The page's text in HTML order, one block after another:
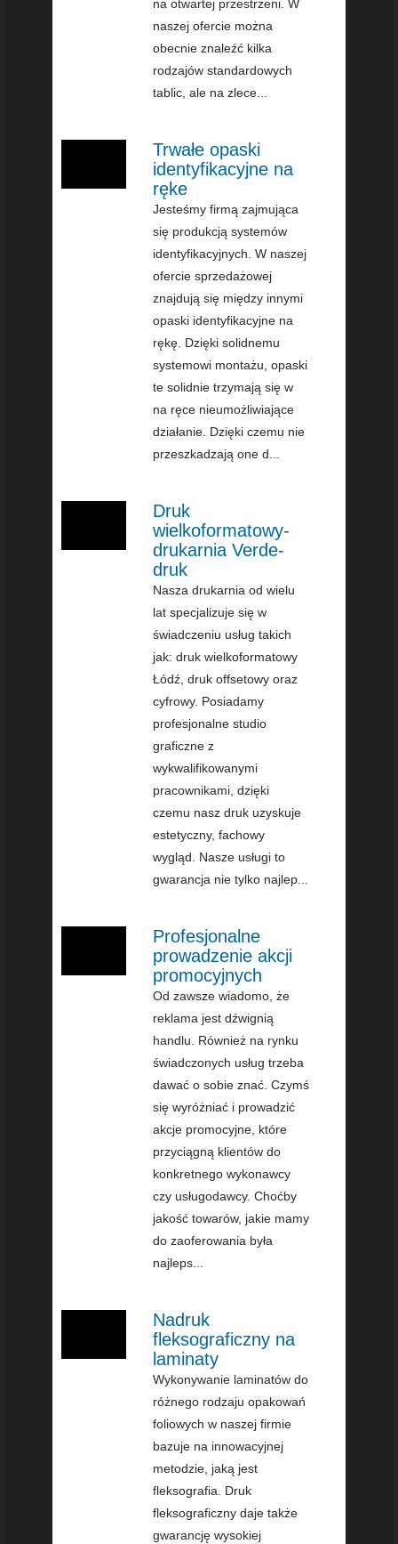
na otwartej przestrzeni. W
naszej ofercie można
obecnie znaleźć kilka
rodzajów standardowych
tablic, ale na zlece...
Trwałe opaski
identyfikacyjne na
ręke
Jesteśmy firmą zajmująca
się produkcją systemów
identyfikacyjnych. W naszej
ofercie sprzedażowej
znajdują się między innymi
opaski identyfikacyjne na
rękę. Dzięki solidnemu
systemowi montażu, opaski
te solidnie trzymają się w
na ręce nieumożliwiające
działanie. Dzięki czemu nie
przeszkadzają one d...
Druk
wielkoformatowy-
drukarnia Verde-
druk
Nasza drukarnia od wielu
lat specjalizuje się w
świadczeniu usług takich
jak: druk wielkoformatowy
Łódź, druk offsetowy oraz
cyfrowy. Posiadamy
profesjonalne studio
graficzne z
wykwalifikowanymi
pracownikami, dzięki
czemu nasz druk uzyskuje
estetyczny, fachowy
wygląd. Nasze usługi to
gwarancja nie tylko najlep...
Profesjonalne
prowadzenie akcji
promocyjnych
Od zawsze wiadomo, że
reklama jest dźwignią
handlu. Również na rynku
świadczonych usług trzeba
dawać o sobie znać. Czymś
się wyróżniać i prowadzić
akcje promocyjne, które
przyciągną klientów do
konkretnego wykonawcy
czy usługodawcy. Choćby
jakość towarów, jakie mamy
do zaoferowania była
najleps...
Nadruk
fleksograficzny na
laminaty
Wykonywanie laminatów do
różnego rodzaju opakowań
foliowych w naszej firmie
bazuje na innowacyjnej
metodzie, jaką jest
fleksografia. Druk
fleksograficzny daje także
gwarancję wysokiej